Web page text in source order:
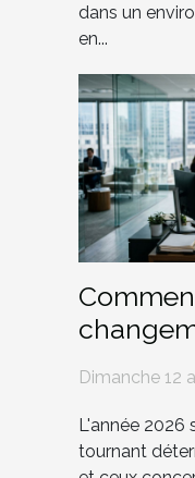
dans un
en...
familial
Dimanche 12
L'année 2026
tournant